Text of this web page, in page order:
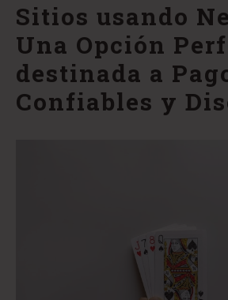
Sitios usando
Una Opción
destinada a
Confiables y